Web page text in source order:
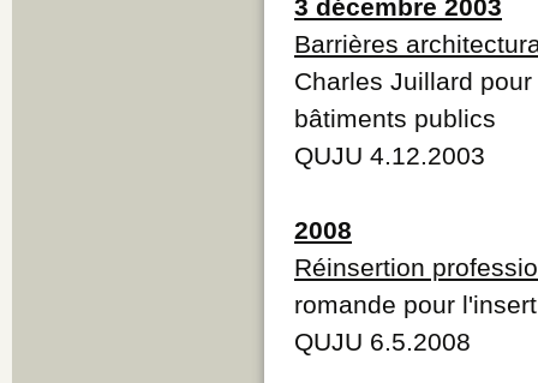
3 décembre 2003
Barrières
Charles Juillard
bâtiments publics
QUJU 4.12.2003
2008
Réinsertion
romande pour
QUJU 6.5.2008